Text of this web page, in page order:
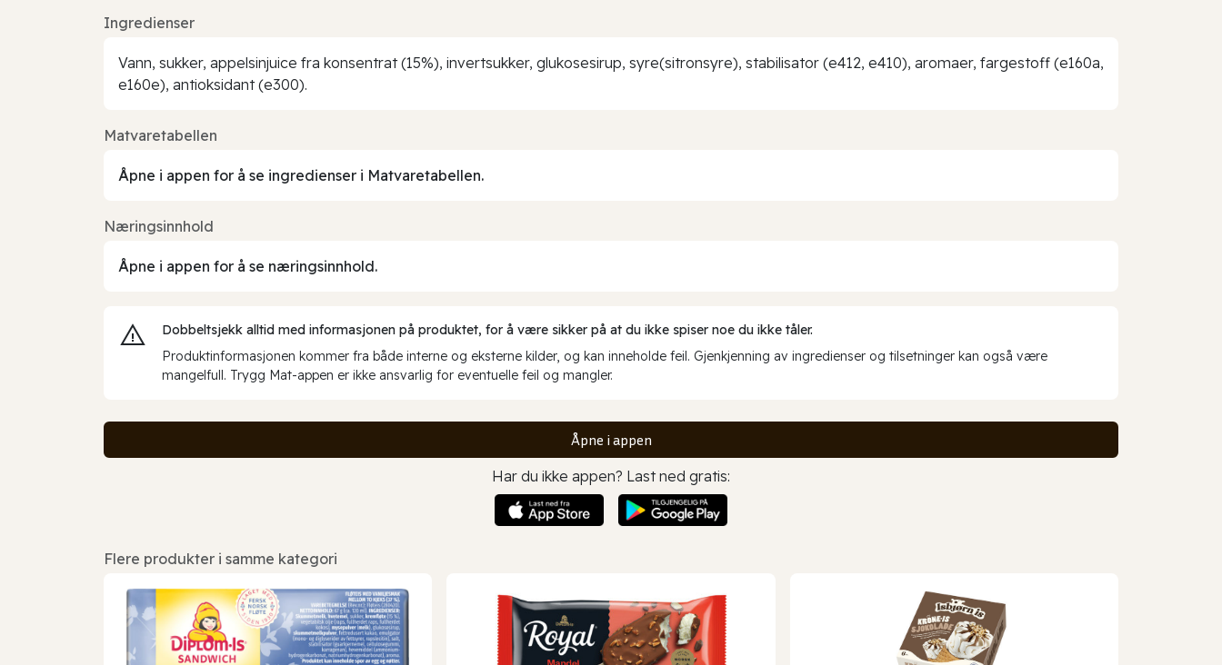
Ingredienser
Vann, sukker, appelsinjuice fra konsentrat (15%), invertsukker, glukosesirup, syre(sitronsyre), stabilisator (e412, e410), aromaer, fargestoff (e160a,
e160e), antioksidant (e300).
Matvaretabellen
Åpne i appen for å se ingredienser i Matvaretabellen.
Næringsinnhold
Åpne i appen for å se næringsinnhold.
Dobbeltsjekk alltid med informasjonen på produktet, for å være sikker på at du ikke spiser noe du ikke tåler.
Produktinformasjonen kommer fra både interne og eksterne kilder, og kan inneholde feil. Gjenkjenning av ingredienser og tilsetninger kan også være
mangelfull. Trygg Mat-appen er ikke ansvarlig for eventuelle feil og mangler.
Åpne i appen
Har du ikke appen? Last ned gratis:
Flere produkter i samme kategori